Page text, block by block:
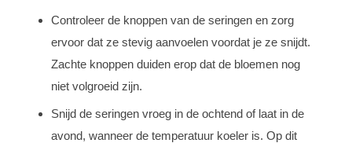
Controleer de knoppen van de seringen en zorg
ervoor dat ze stevig aanvoelen voordat je ze snijdt.
Zachte knoppen duiden erop dat de bloemen nog
niet volgroeid zijn.
Snijd de seringen vroeg in de ochtend of laat in de
avond, wanneer de temperatuur koeler is. Op dit